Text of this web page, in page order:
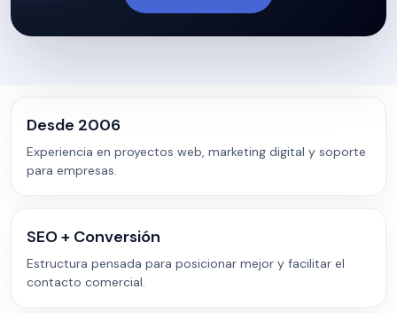
Desde 2006
Experiencia en proyectos web, marketing digital y soporte
para empresas.
SEO + Conversión
Estructura pensada para posicionar mejor y facilitar el
contacto comercial.